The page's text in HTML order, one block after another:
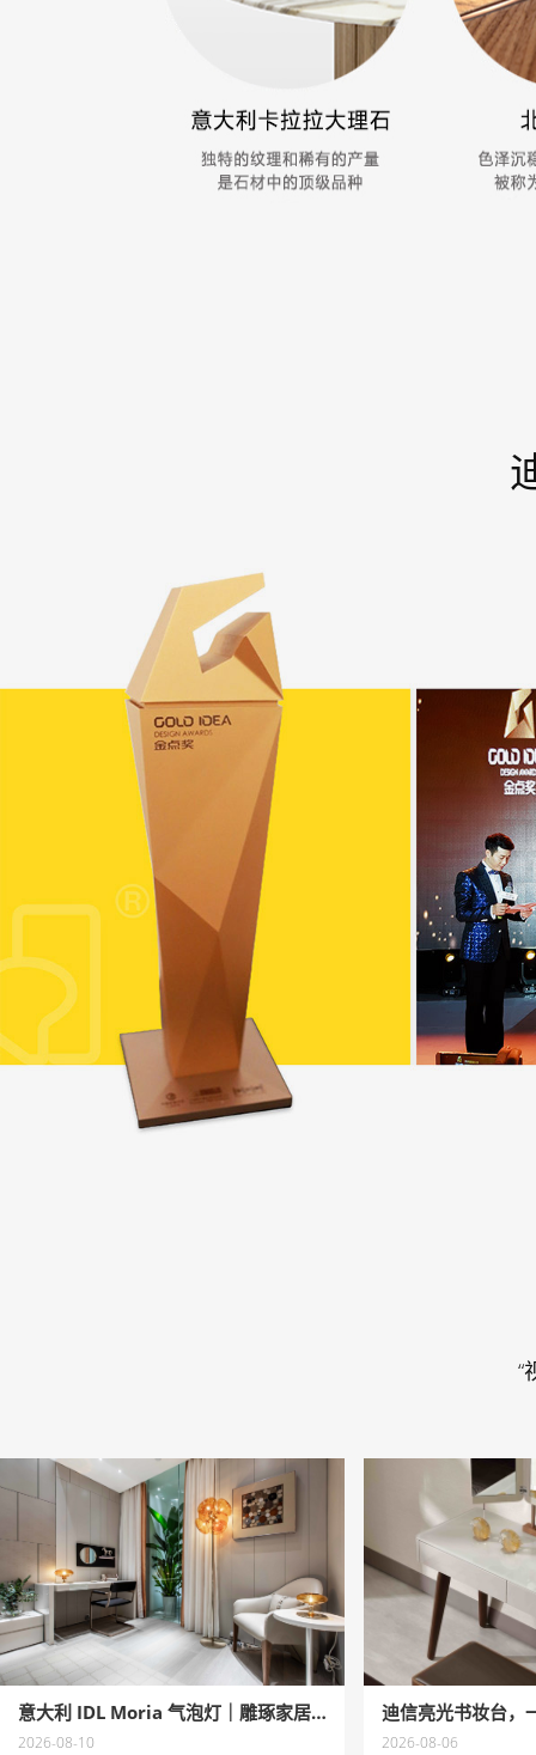
“
意大利 IDL Moria 气泡灯｜雕琢家居浪漫
2026-08-10
迪信亮光书妆台，
2026-08-06